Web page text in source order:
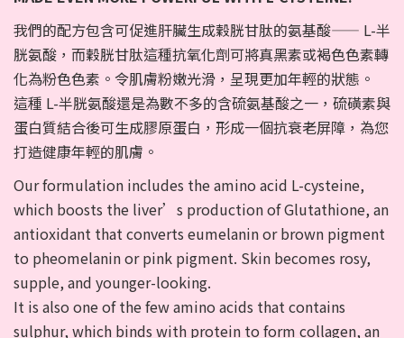
我們的配方包含可促進肝臟生成穀胱甘肽的氨基酸—— L-半
胱氨酸，而穀胱甘肽這種抗氧化劑可將真黑素或褐色色素轉
化為粉色色素。令肌膚粉嫩光滑，呈現更加年輕的狀態。
這種 L-半胱氨酸還是為數不多的含硫氨基酸之一，硫磺素與
蛋白質結合後可生成膠原蛋白，形成一個抗衰老屏障，為您
打造健康年輕的肌膚。
Our formulation includes the amino acid L-cysteine,
which boosts the liver’s production of Glutathione, an
antioxidant that converts eumelanin or brown pigment
to pheomelanin or pink pigment. Skin becomes rosy,
supple, and younger-looking.
It is also one of the few amino acids that contains
sulphur, which binds with protein to form collagen, an